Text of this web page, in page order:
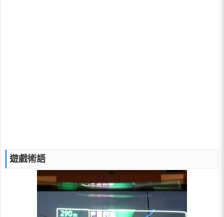
遊戲術語